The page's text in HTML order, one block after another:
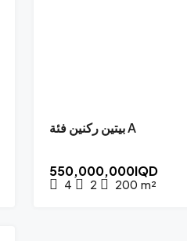
بيتين ركنين فئة A
550,000,000IQD
4 2 200 m²